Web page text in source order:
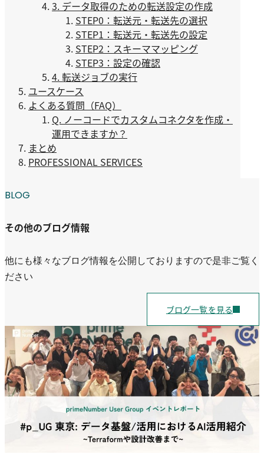
3. データ取得のための転送設定の作成
STEP0：転送元・転送先の選択
STEP1：転送元・転送先の設定
STEP2：スキーママッピング
STEP3：設定の確認
4. 転送ジョブの実行
ユースケース
よくある質問（FAQ）
Q. ノーコードでカスタムコネクタを作成・
運用できますか？
まとめ
PROFESSIONAL SERVICES
BLOG
その他のブログ情報
他にも様々なブログ情報を公開しておりますので是非ご覧く
ださい
ブログ一覧を見る